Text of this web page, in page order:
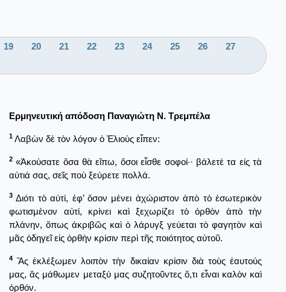
19 20 21 22 23 24 25 26
27
Ερμηνευτική απόδοση Παναγιώτη Ν. Τρεμπέλα
1 Λαβὼν δὲ τὸν λόγον ὁ Ἐλιοὺς εἶπεν:
2 «Ἀκούσατε ὅσα θὰ εἴπω, ὅσοι εἶσθε σοφοί·· βάλετέ τα εἰς τὰ
αὐτιά σας, σεῖς ποὺ ξεύρετε πολλά.
3 Διότι τὸ αὐτί, ἐφ’ ὅσον μένει ἀχώριστον ἀπὸ τὸ ἐσωτερικὸν
φωτισμένον αὐτί, κρίνει καὶ ξεχωρίζει τὸ ὀρθὸν ἀπὸ τὴν
πλάνην, ὅπως ἀκριβῶς καὶ ὁ λάρυγξ γεύεται τὸ φαγητὸν καὶ
μᾶς ὁδηγεῖ εἰς ὀρθὴν κρίσιν περὶ τῆς ποιότητος αὐτοῦ.
4 Ἂς ἐκλέξωμεν λοιπὸν τὴν δικαίαν κρίσιν διὰ τοὺς ἑαυτούς
μας, ἂς μάθωμεν μεταξύ μας συζητοῦντες ὅ,τι εἶναι καλὸν καὶ
ὀρθόν.